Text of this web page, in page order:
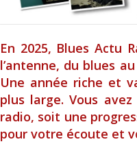
En 2025, Blues Actu
l’antenne, du blues
Une année riche et
plus large. Vous
radio, soit une
pour votre écoute et